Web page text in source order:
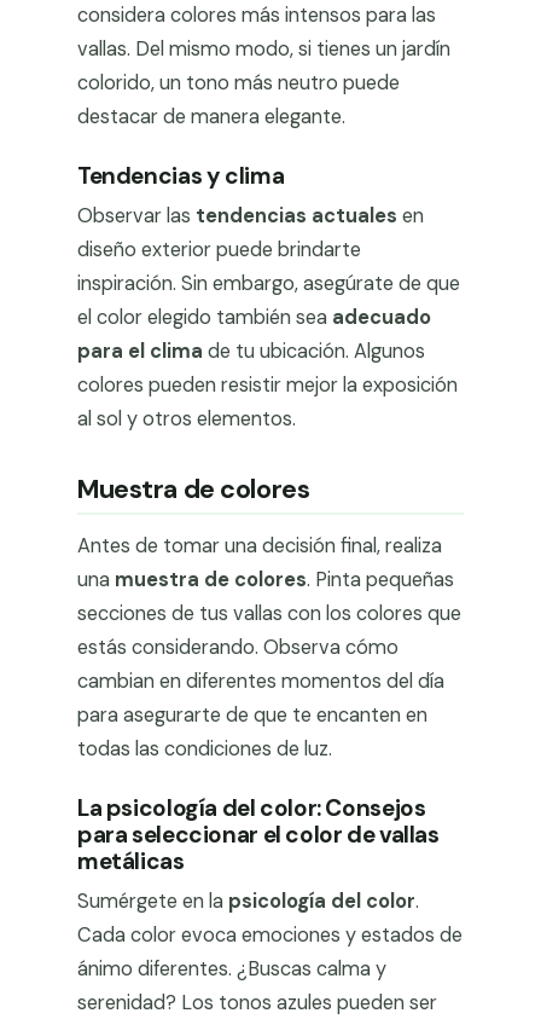
considera colores más intensos para las
vallas. Del mismo modo, si tienes un jardín
colorido, un tono más neutro puede
destacar de manera elegante.
Tendencias y clima
Observar las tendencias actuales en
diseño exterior puede brindarte
inspiración. Sin embargo, asegúrate de que
el color elegido también sea adecuado
para el clima de tu ubicación. Algunos
colores pueden resistir mejor la exposición
al sol y otros elementos.
Muestra de colores
Antes de tomar una decisión final, realiza
una muestra de colores. Pinta pequeñas
secciones de tus vallas con los colores que
estás considerando. Observa cómo
cambian en diferentes momentos del día
para asegurarte de que te encanten en
todas las condiciones de luz.
La psicología del color: Consejos
para seleccionar el color de vallas
metálicas
Sumérgete en la psicología del color.
Cada color evoca emociones y estados de
ánimo diferentes. ¿Buscas calma y
serenidad? Los tonos azules pueden ser